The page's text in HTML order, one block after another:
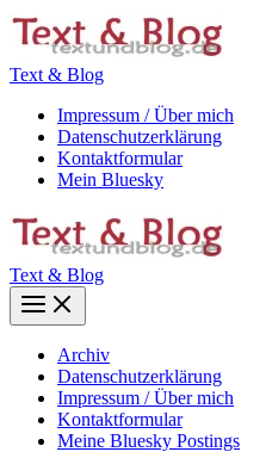
Zum
Inhalt
Text & Blog
Impressum / Über mich
Datenschutzerklärung
Kontaktformular
Mein Bluesky
Text & Blog
Main
Menu
Archiv
Datenschutzerklärung
Impressum / Über mich
Kontaktformular
Meine Bluesky Postings